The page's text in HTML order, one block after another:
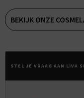
BEKIJK ONZE
STEL JE VRAAG AAN LIVA